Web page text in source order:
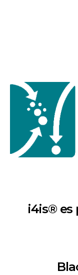
i4is® es